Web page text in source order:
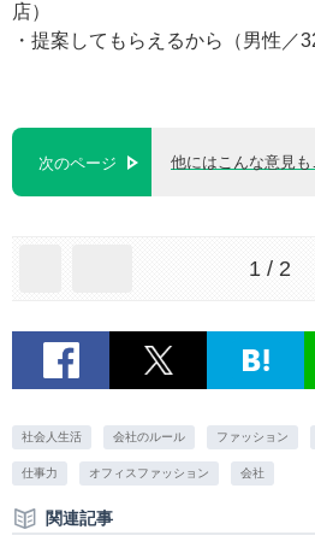
店）
・提案してもらえるから（男性／
次のページ 他にはこんな意見
1 / 2
社会人生活 会社のルール ファッション
仕事力 オフィスファッション 会社
関連記事